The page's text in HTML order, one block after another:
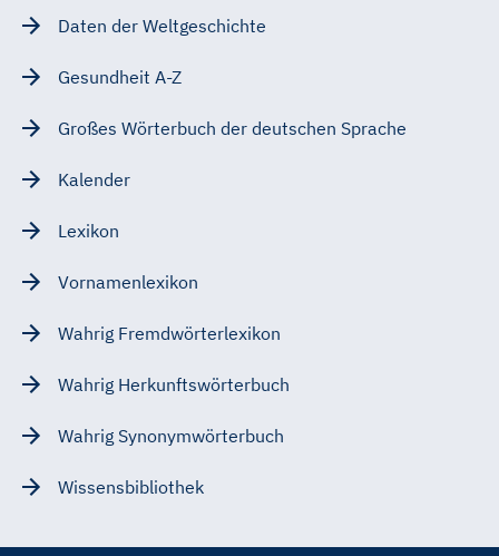
Daten der Weltgeschichte
Gesundheit A-Z
Großes Wörterbuch der deutschen Sprache
Kalender
Lexikon
Vornamenlexikon
Wahrig Fremdwörterlexikon
Wahrig Herkunftswörterbuch
Wahrig Synonymwörterbuch
Wissensbibliothek